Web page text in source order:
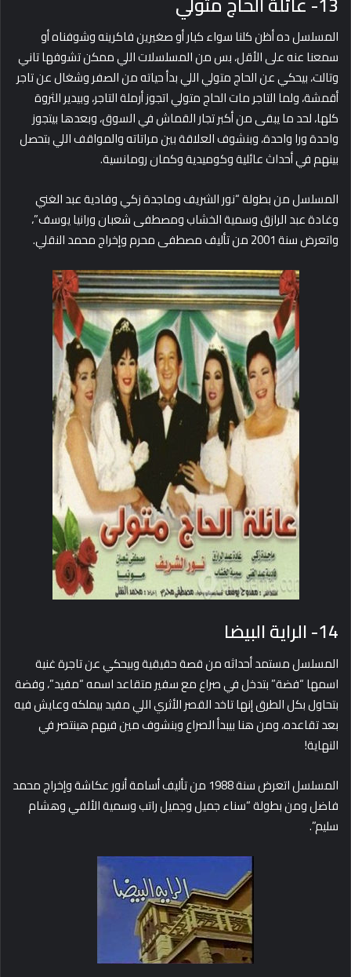
المسلسل ده أظن كلنا سواء كبار أو صغيرين فاكرينه وشوفناه أو
سمعنا عنه على الأقل، بس من المسلسلات اللي ممكن تشوفها تاني
وتالت، بيحكي عن الحاج متولي اللي بدأ حياته من الصفر وشغال عن تاجر
أقمشة، ولما التاجر مات الحاج متولي اتجوز أرملة التاجر، وبيدير الثروة
كلها، لحد ما يبقى من أكبر تجار القماش في السوق، وبعدها بيتجوز
واحدة ورا واحدة، وبنشوف العلاقة بين مراتاته والمواقف اللي بتحصل
بينهم في أحداث عائلية وكوميدية وكمان رومانسية.
المسلسل من بطولة “نور الشريف وماجدة زكي وفادية عبد الغني
وغادة عبد الرازق وسمية الخشاب ومصطفى شعبان ورانيا يوسف”،
واتعرض سنة 2001 من تأليف مصطفى محرم وإخراج محمد النقلي.
14- الراية البيضا
المسلسل مستمد أحداثه من قصة حقيقية وبيحكي عن تاجرة غنية
اسمها “فضة” بتدخل في صراع مع سفير متقاعد اسمه “مفيد”، وفضة
بتحاول بكل الطرق إنها تاخد القصر الأثري اللي مفيد بيملكه وعايش فيه
بعد تقاعده، ومن هنا بيبدأ الصراع وبنشوف مين فيهم هينتصر في
النهاية!
المسلسل اتعرض سنة 1988 من تأليف أسامة أنور عكاشة وإخراج محمد
فاضل ومن بطولة “سناء جميل وجميل راتب وسمية الألفي وهشام
سليم”.